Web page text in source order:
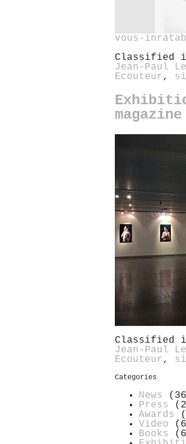
vous-
Classified
Jean-Paul
Ecouteur ,
magazine
Classified
Jean-Paul
Ecouteur ,
Categories
News
Press
Awards
Video
Books